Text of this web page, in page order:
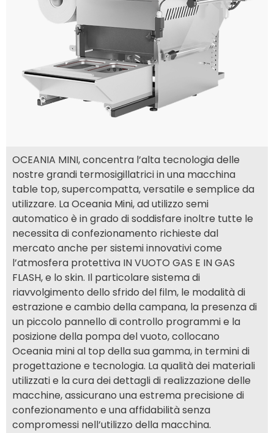
OCEANIA MINI, concentra l’alta tecnologia delle
nostre grandi termosigillatrici in una macchina
table top, supercompatta, versatile e semplice da
utilizzare. La Oceania Mini, ad utilizzo semi
automatico è in grado di soddisfare inoltre tutte le
necessita di confezionamento richieste dal
mercato anche per sistemi innovativi come
l’atmosfera protettiva IN VUOTO GAS E IN GAS
FLASH, e lo skin. Il particolare sistema di
riavvolgimento dello sfrido del film, le modalità di
estrazione e cambio della campana, la presenza di
un piccolo pannello di controllo programmi e la
posizione della pompa del vuoto, collocano
Oceania mini al top della sua gamma, in termini di
progettazione e tecnologia. La qualità dei materiali
utilizzati e la cura dei dettagli di realizzazione delle
macchine, assicurano una estrema precisione di
confezionamento e una affidabilità senza
compromessi nell’utilizzo della macchina.